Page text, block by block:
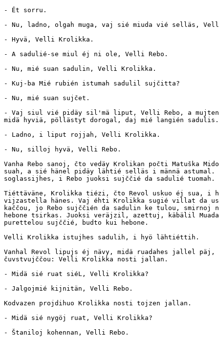
- Ét sorru.
- Nu, ladno, olgah muga, vaj sié miuda vié selläs,
- Hyvä, Velli Krolikka.
- A sadulié-se miul éj ni ole, Velli Rebo.
- Nu, mié suan sadulin, Velli Krolikka.
- Kuj-ba Mié rubién istumah sadulil sujčitta?
- Nu, mié suan sujčet.
- Vaj siul vié pidäy sil'mä liput, Velli Rebo, a
midä hyviä, pöllästyt dorogal, daj mié langién sadulis.
- Ladno, i liput rojjah, Velli Krolikka.
- Nu, silloj hyvä, Velli Rebo.
Vanha Rebo sanoj, čto vedäy Krolikan počti Matuška
suah, a sié hänel pidäy lähtié selläs i männä
soglassijhes, i Rebo juoksi sujččié da sadulié tuomah.
Tiéttäväne, Krolikka tiézi, čto Revol uskuo éj sua, i
vijzastella hänes. Vaj éhti Krolikka sugié villat da
kaččou, jo Rebo sujččién da sadulin ke tulou, smirnoj
hebone tsirkas. Juoksi veräjzil, azettuj, käbälil
purettelou sujččié, budto kui hebone.
Velli Krolikka istujhes sadulih, i hyö lähtiéttih.
Vanhal Revol lipujs éj nävy, midä ruadahes jallel päj,
čuvstvujččou: Velli Krolikka nosti jallan.
- Midä sié ruat siéL, Velli Krolikka?
- Jalgojmié kijnitän, Velli Rebo.
Kodvazen projdihuo Krolikka nosti tojzen jallan.
- Midä sié nygöj ruat, Velli Krolikka?
- Štaniloj kohennan, Velli Rebo.